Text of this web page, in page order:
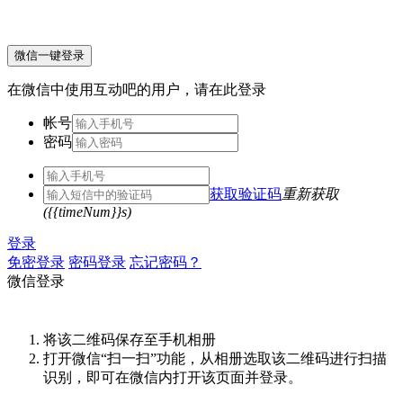
微信一键登录
在微信中使用互动吧的用户，请在此登录
帐号
密码
获取验证码重新获取
({{timeNum}}s)
登录
免密登录 密码登录 忘记密码？
微信登录
将该二维码保存至手机相册
打开微信“扫一扫”功能，从相册选取该二维码进行扫描
识别，即可在微信内打开该页面并登录。